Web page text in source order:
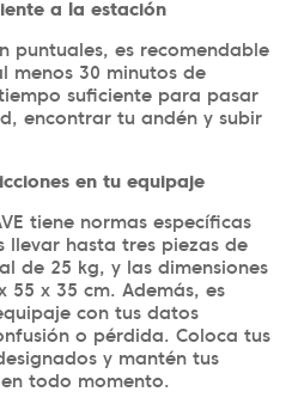
a la estación
puntuales, es recomendable
menos 30 minutos de
suficiente para pasar
encontrar tu andén y subir
en tu equipaje
tiene normas específicas
llevar hasta tres piezas de
de 25 kg, y las dimensiones
55 x 35 cm. Además, es
con tus datos
o pérdida. Coloca tus
y mantén tus
todo momento.